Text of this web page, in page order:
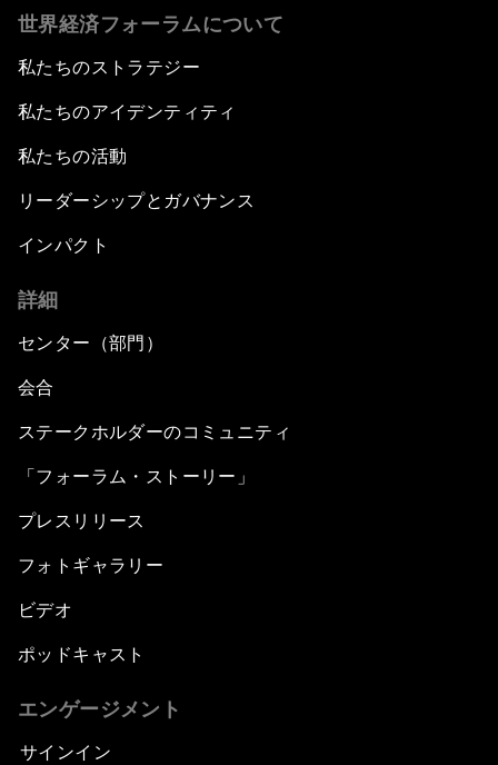
世界経済フォーラムについて
私たちのストラテジー
私たちのアイデンティティ
私たちの活動
リーダーシップとガバナンス
インパクト
詳細
センター（部門）
会合
ステークホルダーのコミュニティ
「フォーラム・ストーリー」
プレスリリース
フォトギャラリー
ビデオ
ポッドキャスト
エンゲージメント
サインイン